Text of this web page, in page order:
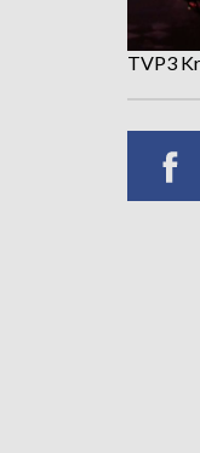
TVP3